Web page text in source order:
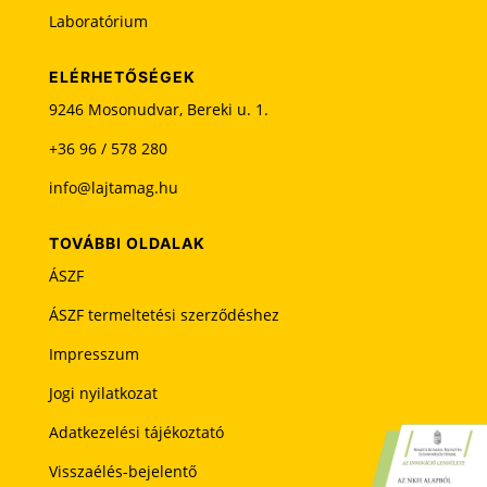
e
l
h
g
n
Laboratórium
ELÉRHETŐSÉGEK
9246 Mosonudvar, Bereki u. 1.
+36 96 / 578 280
info@lajtamag.hu
TOVÁBBI OLDALAK
ÁSZF
ÁSZF termeltetési szerződéshez
Impresszum
Jogi nyilatkozat
Adatkezelési tájékoztató
Visszaélés-bejelentő